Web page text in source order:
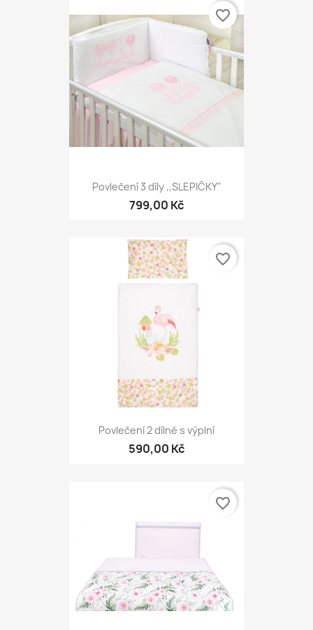
Povlečení 3 díly ,,SLEPIČKY"
799,00 Kč
favorite_border
Povlečení 2 dílné s výplní
590,00 Kč
favorite_border
favorite_border